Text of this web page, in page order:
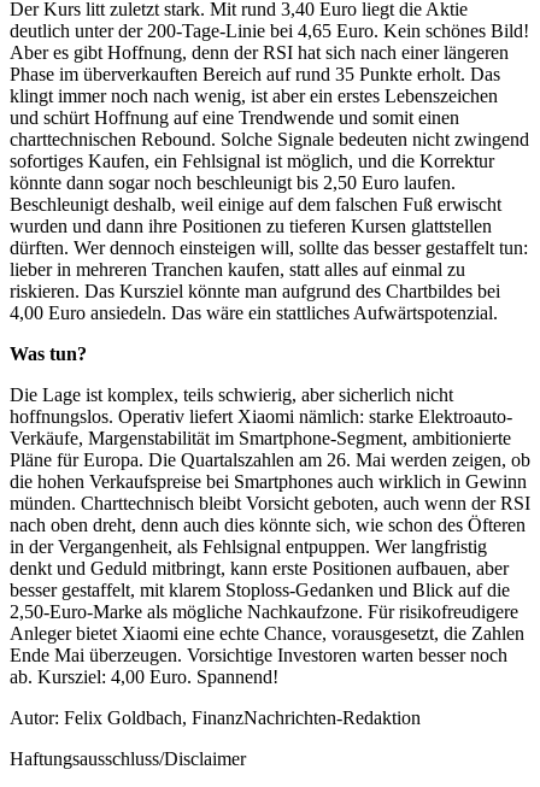
Der Kurs litt zuletzt stark. Mit rund 3,40 Euro liegt die Aktie
deutlich unter der 200-Tage-Linie bei 4,65 Euro. Kein schönes Bild!
Aber es gibt Hoffnung, denn der RSI hat sich nach einer längeren
Phase im überverkauften Bereich auf rund 35 Punkte erholt. Das
klingt immer noch nach wenig, ist aber ein erstes Lebenszeichen
und schürt Hoffnung auf eine Trendwende und somit einen
charttechnischen Rebound. Solche Signale bedeuten nicht zwingend
sofortiges Kaufen, ein Fehlsignal ist möglich, und die Korrektur
könnte dann sogar noch beschleunigt bis 2,50 Euro laufen.
Beschleunigt deshalb, weil einige auf dem falschen Fuß erwischt
wurden und dann ihre Positionen zu tieferen Kursen glattstellen
dürften. Wer dennoch einsteigen will, sollte das besser gestaffelt tun:
lieber in mehreren Tranchen kaufen, statt alles auf einmal zu
riskieren. Das Kursziel könnte man aufgrund des Chartbildes bei
4,00 Euro ansiedeln. Das wäre ein stattliches Aufwärtspotenzial.
Was tun?
Die Lage ist komplex, teils schwierig, aber sicherlich nicht
hoffnungslos. Operativ liefert Xiaomi nämlich: starke Elektroauto-
Verkäufe, Margenstabilität im Smartphone-Segment, ambitionierte
Pläne für Europa. Die Quartalszahlen am 26. Mai werden zeigen, ob
die hohen Verkaufspreise bei Smartphones auch wirklich in Gewinn
münden. Charttechnisch bleibt Vorsicht geboten, auch wenn der RSI
nach oben dreht, denn auch dies könnte sich, wie schon des Öfteren
in der Vergangenheit, als Fehlsignal entpuppen. Wer langfristig
denkt und Geduld mitbringt, kann erste Positionen aufbauen, aber
besser gestaffelt, mit klarem Stoploss-Gedanken und Blick auf die
2,50-Euro-Marke als mögliche Nachkaufzone. Für risikofreudigere
Anleger bietet Xiaomi eine echte Chance, vorausgesetzt, die Zahlen
Ende Mai überzeugen. Vorsichtige Investoren warten besser noch
ab. Kursziel: 4,00 Euro. Spannend!
Autor: Felix Goldbach, FinanzNachrichten-Redaktion
Haftungsausschluss/Disclaimer